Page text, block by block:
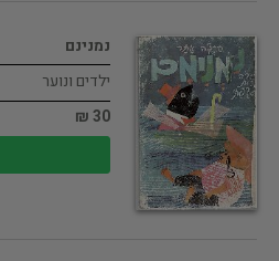
נמנינם
ילדים ונוער
30 ₪